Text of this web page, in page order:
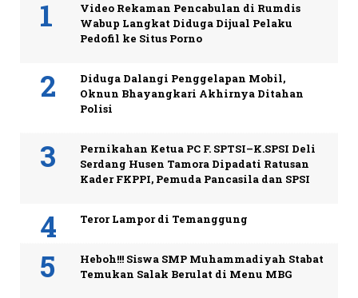
Video Rekaman Pencabulan di Rumdis
Wabup Langkat Diduga Dijual Pelaku
Pedofil ke Situs Porno
Diduga Dalangi Penggelapan Mobil,
Oknun Bhayangkari Akhirnya Ditahan
Polisi
Pernikahan Ketua PC F. SPTSI–K.SPSI Deli
Serdang Husen Tamora Dipadati Ratusan
Kader FKPPI, Pemuda Pancasila dan SPSI
Teror Lampor di Temanggung
Heboh!!! Siswa SMP Muhammadiyah Stabat
Temukan Salak Berulat di Menu MBG